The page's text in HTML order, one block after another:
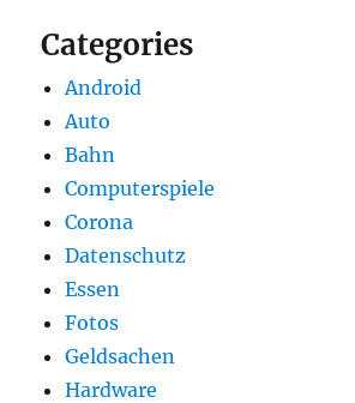
Categories
Android
Auto
Bahn
Computerspiele
Corona
Datenschutz
Essen
Fotos
Geldsachen
Hardware